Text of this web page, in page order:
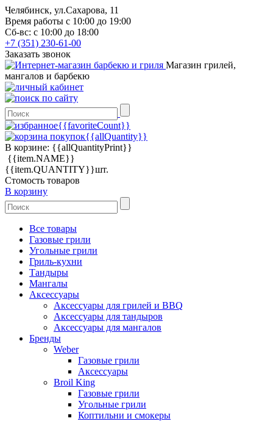
Челябинск, ул.Сахарова, 11
Время работы с 10:00 до 19:00
Сб-вс: с 10:00 до 18:00
+7 (351) 230-61-00
Заказать звонок
Магазин грилей,
мангалов и барбекю
{{favoriteCount}}
{{allQuantity}}
В корзине: {{allQuantityPrint}}
{{item.NAME}}
{{item.QUANTITY}}шт.
Стомость товаров
В корзину
Все товары
Газовые грили
Угольные грили
Гриль-кухни
Тандыры
Мангалы
Аксессуары
Аксессуары для грилей и BBQ
Аксессуары для тандыров
Аксессуары для мангалов
Бренды
Weber
Газовые грили
Аксессуары
Broil King
Газовые грили
Угольные грили
Коптильни и смокеры